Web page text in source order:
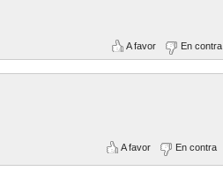
A favor En contra
A favor En contra